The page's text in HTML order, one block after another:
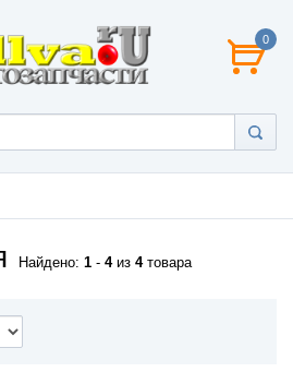
0
Найдено: 1 - 4из 4товара